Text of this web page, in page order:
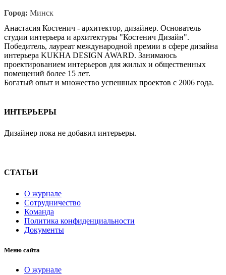
Город: Минск
Анастасия Костенич - архитектор, дизайнер. Основатель
студии интерьера и архитектуры "Костенич Дизайн".
Победитель, лауреат международной премии в сфере дизайна
интерьера KUKHA DESIGN AWARD. Занимаюсь
проектированием интерьеров для жилых и общественных
помещений более 15 лет.
Богатый опыт и множество успешных проектов с 2006 года.
ИНТЕРЬЕРЫ
Дизайнер пока не добавил интерьеры.
СТАТЬИ
О журнале
Сотрудничество
Команда
Политика конфиденциальности
Документы
Меню сайта
О журнале